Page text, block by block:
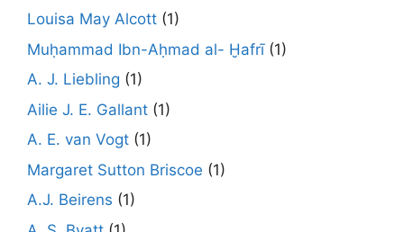
Louisa May Alcott (1)
Muḥammad Ibn-Aḥmad al- Ḫafrī(1)
A. J. Liebling (1)
Ailie J. E. Gallant (1)
A. E. van Vogt (1)
Margaret Sutton Briscoe (1)
A.J. Beirens (1)